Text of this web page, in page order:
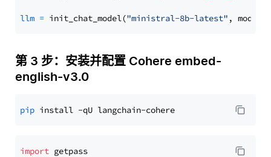
llm = init_chat_model("ministral-8b-latest" ,
第 3 步：安装并配置 Cohere embed-
english-v3.0
pip
import